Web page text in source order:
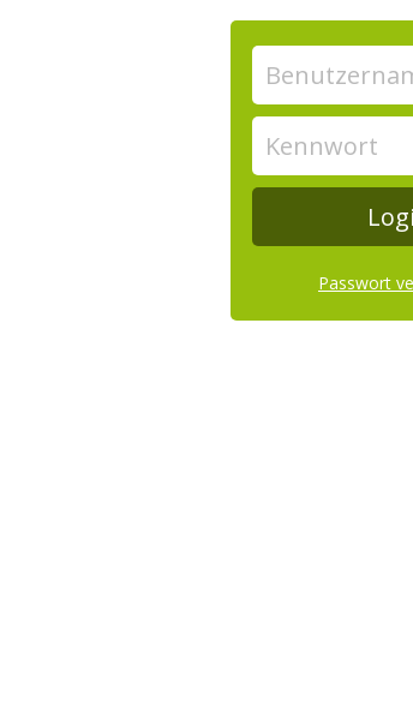
Passwort